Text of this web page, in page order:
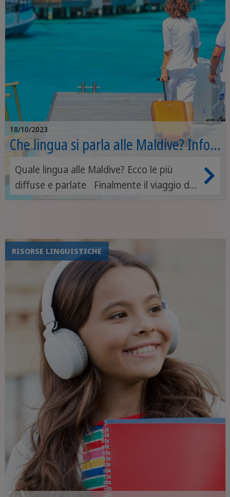
18/10/2023
Che lingua si parla alle Maldive? Info e
curiosità
Quale lingua alle Maldive? Ecco le più
diffuse e parlate Finalmente il viaggio dei
sogni è prenotato: si parte per le Maldive!
panorama saranno lo sfondo delle tue
prossime settimane: un vero sogno che
diventa realtà.
RISORSE LINGUISTICHE